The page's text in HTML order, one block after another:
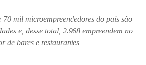
70 mil microempreendedores do país são
e, desse total, 2.968 empreendem no
de bares e restaurantes